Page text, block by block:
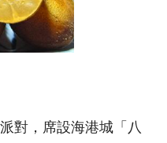
對，席設海港城「八